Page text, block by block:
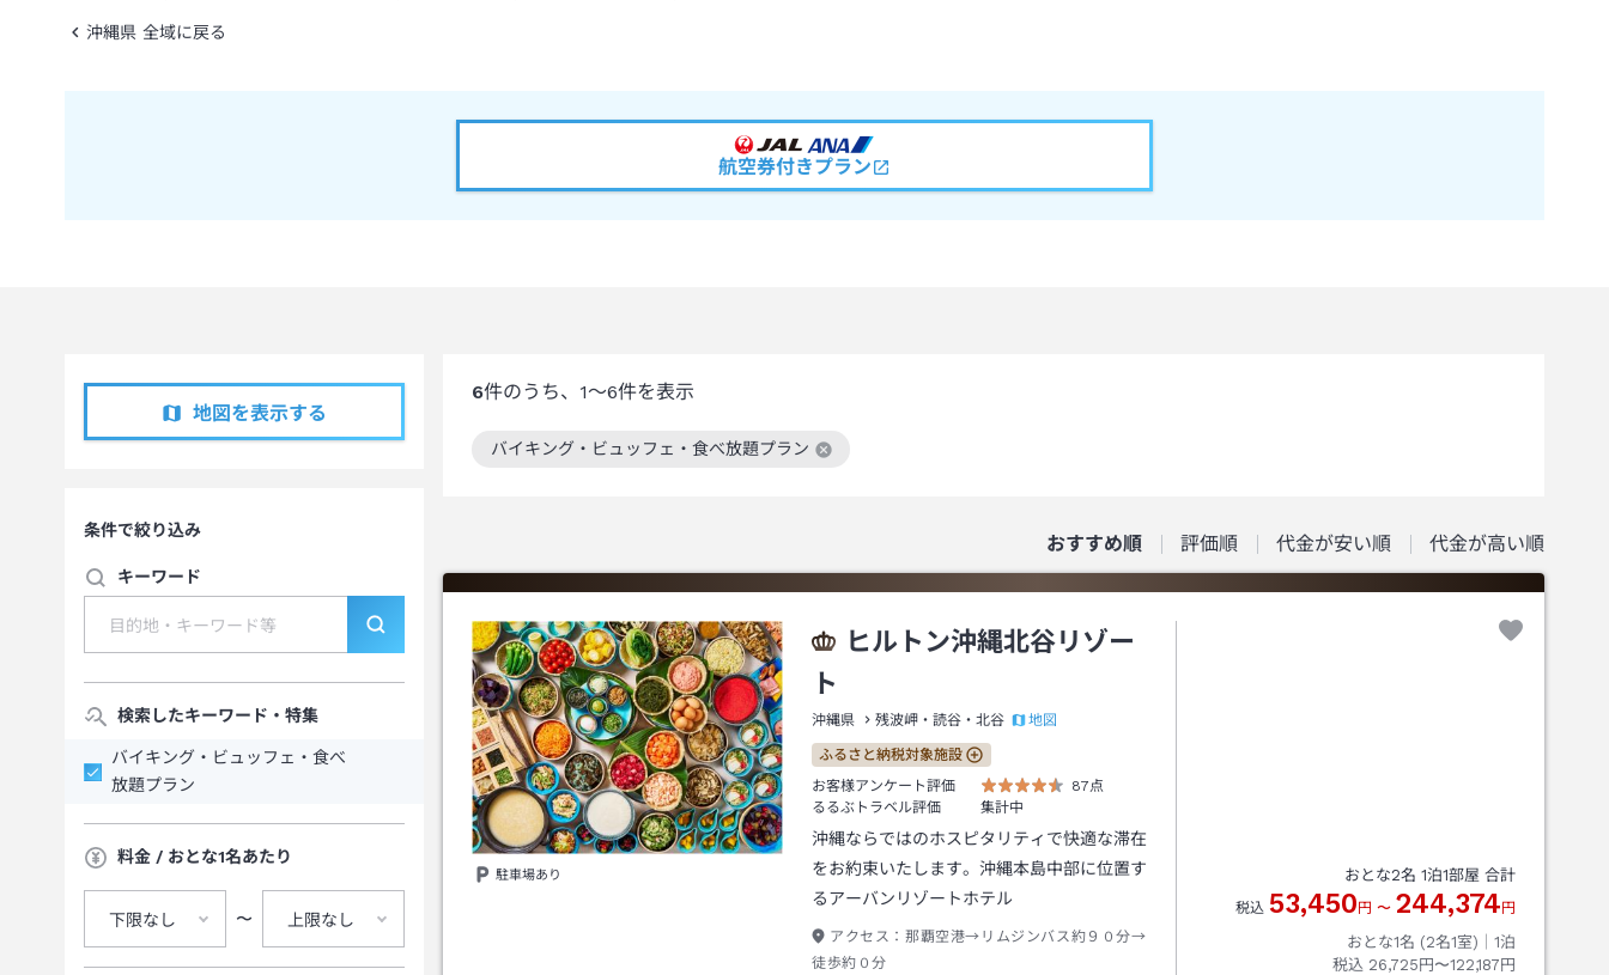
沖縄県 全域に戻る
航空券付きプラン
地図を表示する
条件で絞り込み
キーワード
検索したキーワード・特集
バイキング・ビュッフェ・食べ
放題プラン
料金 / おとな1名あたり
下限なし 〜 上限なし
6件のうち、 1～6件を表示
バイキング・ビュッフェ・食べ放題プラン
この絞り込み条件を解除
おすすめ順 評価順 代金が安い順 代金が高い順
駐車場あり
ヒルトン沖縄北谷リゾー
ト
沖縄県 残波岬・読谷・北谷 地図
ふるさと納税対象施設
お客様アンケート評価
87点
るるぶトラベル評価
集計中
沖縄ならではのホスピタリティで快適な滞在
をお約束いたします。沖縄本島中部に位置す
るアーバンリゾートホテル
アクセス： 那覇空港→リムジンバス約９０分→
徒歩約０分
おとな2名 1泊1部屋 合計
税込 53,450 円 〜 244,374 円
おとな1名 (2名1室)｜ 1泊
税込 26,725円〜122,187円